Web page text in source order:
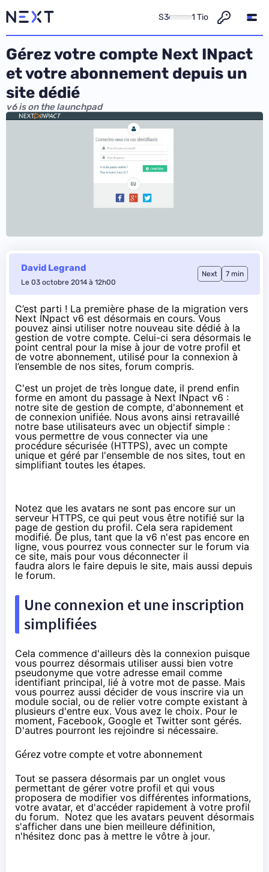
S3 1 Tio
Gérez votre compte Next INpact
et votre abonnement depuis un
site dédié
v6 is on the launchpad
David Legrand
Le 03 octobre 2014 à 12h00
Next 7 min
C’est parti ! La première phase de la migration vers
Next INpact v6 est désormais en cours. Vous
pouvez ainsi utiliser notre nouveau site dédié à la
gestion de votre compte. Celui-ci sera désormais le
point central pour la mise à jour de votre profil et
de votre abonnement, utilisé pour la connexion à
l’ensemble de nos sites, forum compris.
C'est un projet de très longue date, il prend enfin
forme en amont du passage à Next INpact v6 :
notre site de gestion de compte, d'abonnement et
de connexion unifiée. Nous avons ainsi retravaillé
notre base utilisateurs avec un objectif simple :
vous permettre de vous connecter via une
procédure sécurisée (HTTPS), avec un compte
unique et géré par l'ensemble de nos sites, tout en
simplifiant toutes les étapes.
Notez que les avatars ne sont pas encore sur un
serveur HTTPS, ce qui peut vous être notifié sur la
page de gestion du profil. Cela sera rapidement
modifié. De plus, tant que la v6 n'est pas encore en
ligne, vous pourrez vous connecter sur le forum via
ce site, mais pour vous déconnecter il
faudra alors le faire depuis le site, mais aussi depuis
le forum.
Une connexion et une inscription
simplifiées
Cela commence d'ailleurs dès la connexion puisque
vous pourrez désormais utiliser aussi bien votre
pseudonyme que votre adresse email comme
identifiant principal, lié à votre mot de passe. Mais
vous pourrez aussi décider de vous inscrire via un
module social, ou de relier votre compte existant à
plusieurs d'entre eux. Vous avez le choix. Pour le
moment, Facebook, Google et Twitter sont gérés.
D'autres pourront les rejoindre si nécessaire.
Gérez votre compte et votre abonnement
Tout se passera désormais par un onglet vous
permettant de gérer votre profil et qui vous
proposera de modifier vos différentes informations,
votre avatar, et d'accéder rapidement à votre profil
du forum. Notez que les avatars peuvent désormais
s'afficher dans une bien meilleure définition,
n'hésitez donc pas à mettre le vôtre à jour.